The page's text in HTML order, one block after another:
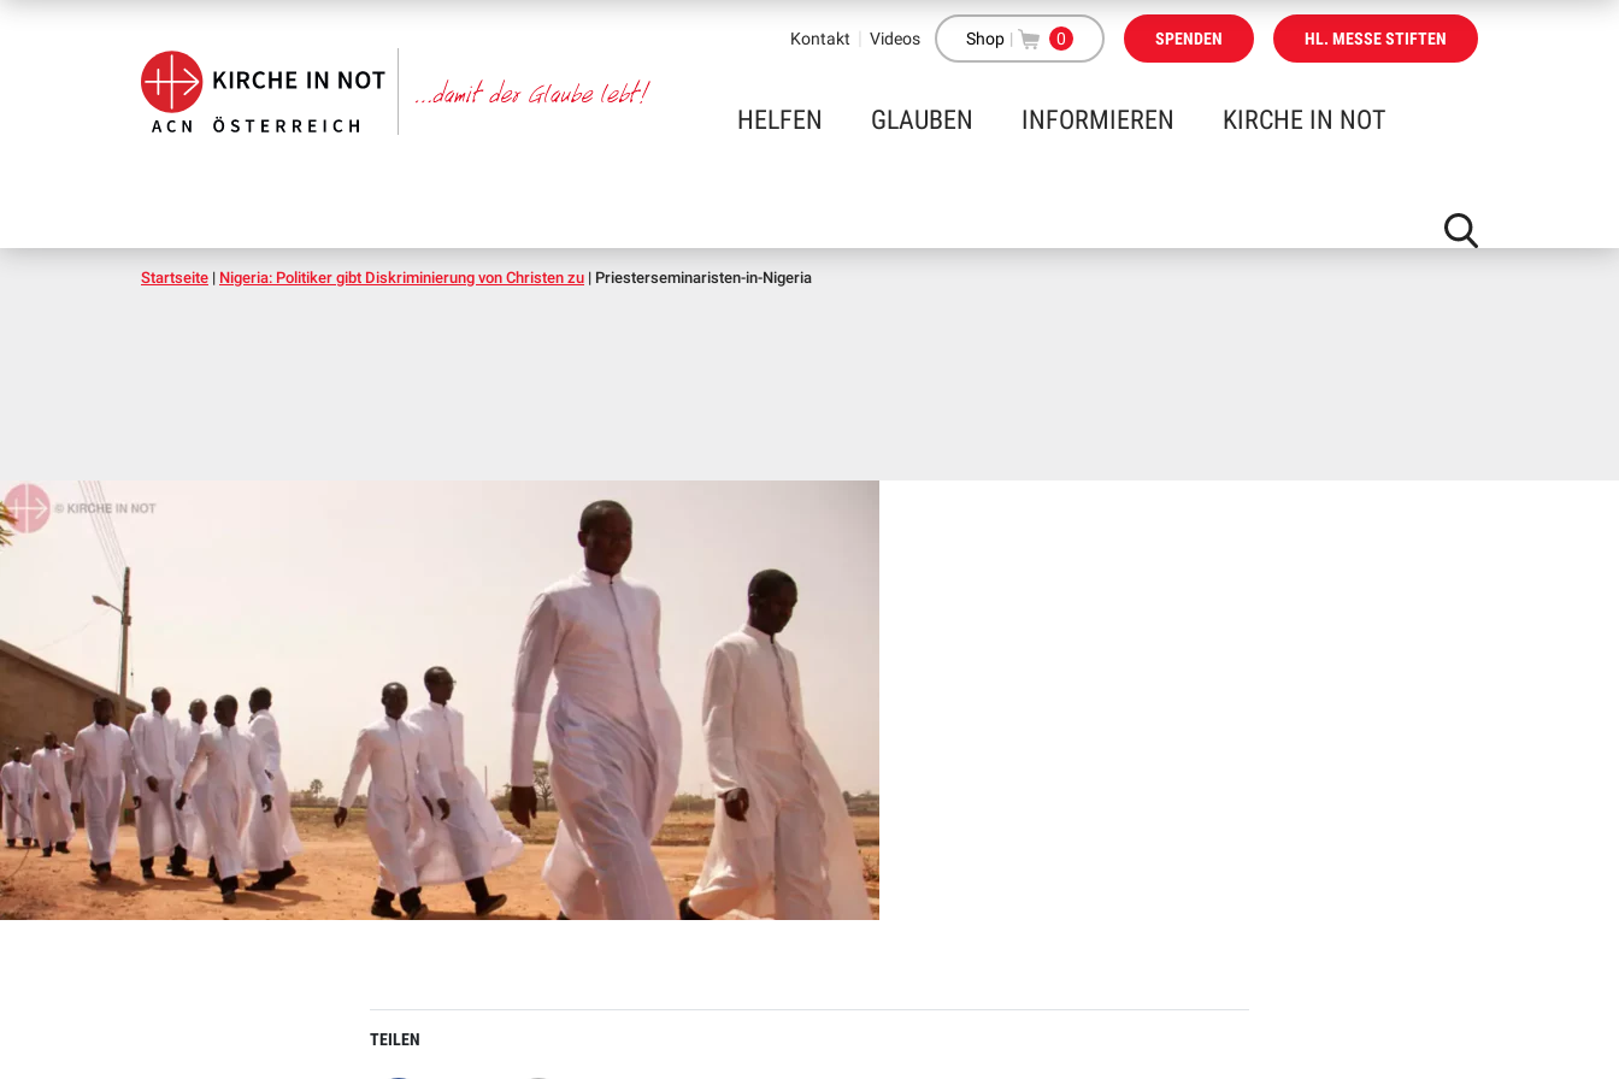
Kontakt Videos Shop | 0 SPENDEN HL. MESSE STIFTEN
HELFEN GLAUBEN INFORMIEREN KIRCHE IN NOT
Startseite | Nigeria: Politiker gibt Diskriminierung von Christen zu | Priesterseminaristen-in-Nigeria
TEILEN